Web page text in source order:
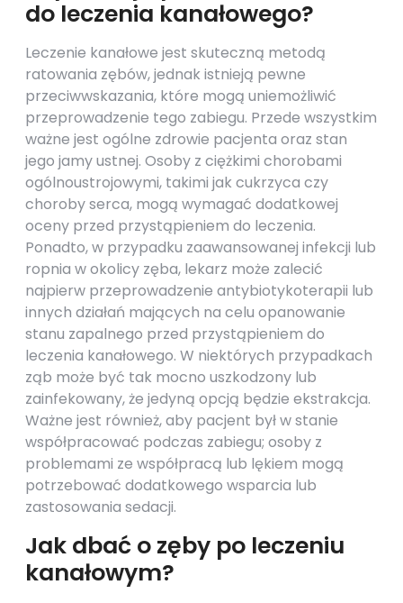
do leczenia kanałowego?
Leczenie kanałowe jest skuteczną metodą
ratowania zębów, jednak istnieją pewne
przeciwwskazania, które mogą uniemożliwić
przeprowadzenie tego zabiegu. Przede wszystkim
ważne jest ogólne zdrowie pacjenta oraz stan
jego jamy ustnej. Osoby z ciężkimi chorobami
ogólnoustrojowymi, takimi jak cukrzyca czy
choroby serca, mogą wymagać dodatkowej
oceny przed przystąpieniem do leczenia.
Ponadto, w przypadku zaawansowanej infekcji lub
ropnia w okolicy zęba, lekarz może zalecić
najpierw przeprowadzenie antybiotykoterapii lub
innych działań mających na celu opanowanie
stanu zapalnego przed przystąpieniem do
leczenia kanałowego. W niektórych przypadkach
ząb może być tak mocno uszkodzony lub
zainfekowany, że jedyną opcją będzie ekstrakcja.
Ważne jest również, aby pacjent był w stanie
współpracować podczas zabiegu; osoby z
problemami ze współpracą lub lękiem mogą
potrzebować dodatkowego wsparcia lub
zastosowania sedacji.
Jak dbać o zęby po leczeniu
kanałowym?